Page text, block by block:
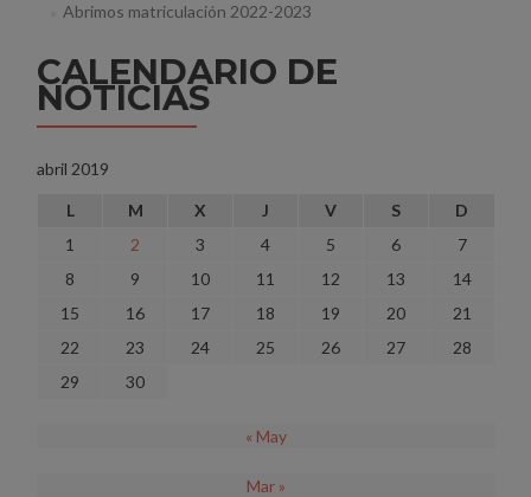
Abrimos matriculación 2022-2023
CALENDARIO DE
NOTICIAS
abril 2019
L M X J V S
D
1
2 3 4 5 6
7
8
9 10 11 12 13
14
15
16 17 18 19 20
21
22
23 24 25 26 27
28
29
30
« May
Mar »